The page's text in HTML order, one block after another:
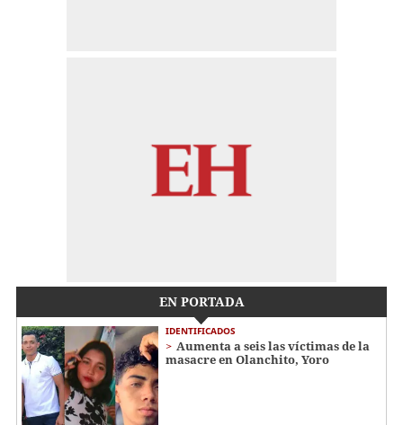
EN PORTADA
IDENTIFICADOS
Aumenta a seis las víctimas de la
masacre en Olanchito, Yoro